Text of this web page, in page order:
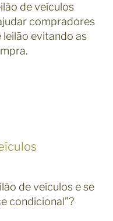
de veículos
compradores
leilão evitando as
de veículos e se
condicional”?